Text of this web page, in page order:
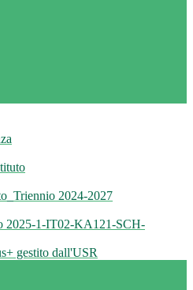
2024-2027
2025-1-IT02-KA121-SCH-
gestito dall'USR